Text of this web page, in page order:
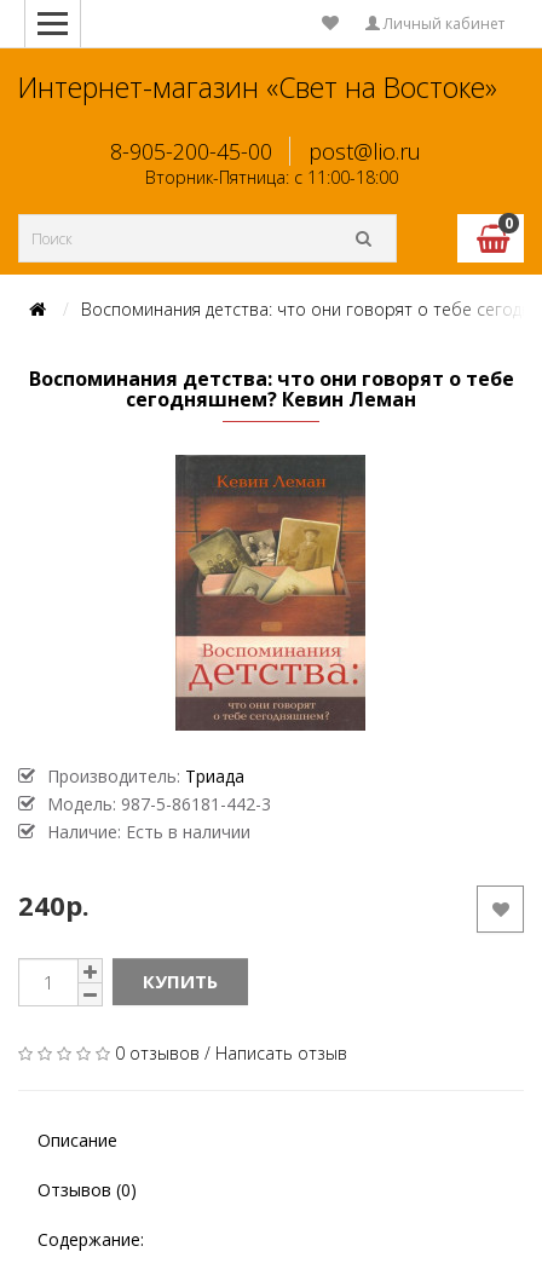
Личный кабинет
Интернет-магазин «Свет на Востоке»
8-905-200-45-00 post@lio.ru
Вторник-Пятница: с 11:00-18:00
0
Воспоминания детства: что они говорят о тебе
Воспоминания детства: что они говорят о тебе
сегодняшнем? Кевин Леман
Производитель: Триада
Модель: 987-5-86181-442-3
Наличие: Есть в наличии
240р.
КУПИТЬ
0 отзывов / Написать отзыв
Описание
Отзывов (0)
Содержание: